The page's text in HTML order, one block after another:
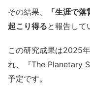
その結果、
「生涯で
起こり得ると報告して
この研究成果は2025
れ、『The Planetary
予定です。